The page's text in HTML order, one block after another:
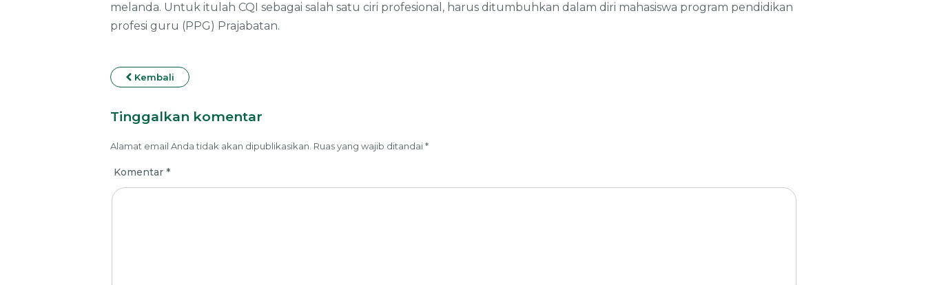
melanda. Untuk itulah CQI sebagai salah satu ciri profesional, harus ditumbuhkan dalam diri mahasiswa program pendidikan
profesi guru (PPG) Prajabatan.
Kembali
Tinggalkan komentar
Alamat email Anda tidak akan dipublikasikan. Ruas yang wajib ditandai*
Komentar *